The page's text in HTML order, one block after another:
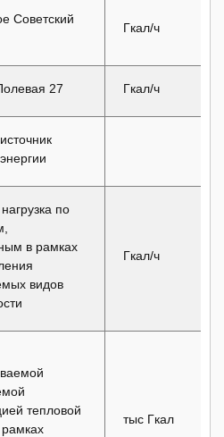
Советский
Гкал/ч
27 Гкал/ч
по
в рамках
видов
Гкал/ч
тепловой
рамках
тыс Гкал